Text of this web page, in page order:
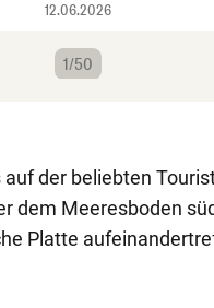
12.06.2026
1/50
der beliebten
dem Meeresboden
Platte